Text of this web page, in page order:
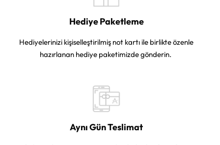
Hediye Paketleme
Hediyelerinizi kişiselleştirilmiş not kartı ile birlikte özenle
hazırlanan hediye paketimizde gönderin.
Aynı Gün Teslimat